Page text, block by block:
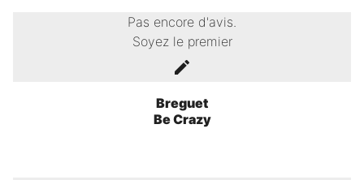
Pas encore d'avis.
Soyez le premier
Breguet
Be Crazy